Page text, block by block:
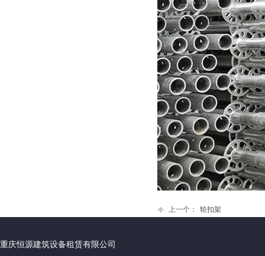
上一个： 轮扣架
重庆恒源建筑设备租赁有限公司